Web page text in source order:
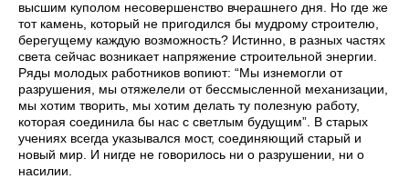
высшим куполом несовершенство вчерашнего дня. Но где же
тот камень, который не пригодился бы мудрому строителю,
берегущему каждую возможность? Истинно, в разных частях
света сейчас возникает напряжение строительной энергии.
Ряды молодых работников вопиют: “Мы изнемогли от
разрушения, мы отяжелели от бессмысленной механизации,
мы хотим творить, мы хотим делать ту полезную работу,
которая соединила бы нас с светлым будущим”. В старых
учениях всегда указывался мост, соединяющий старый и
новый мир. И нигде не говорилось ни о разрушении, ни о
насилии.